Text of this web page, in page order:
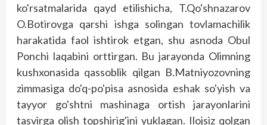
ko'rsatmalarida qayd etilishicha, T.Qo'shnazarov
O.Botirovga qarshi ishga solingan tovlamachilik
harakatida faol ishtirok etgan, shu asnoda Obul
Ponchi laqabini orttirgan. Bu jarayonda Olimning
kushxonasida qassoblik qilgan B.Matniyozovning
zimmasiga do'q-po'pisa asnosida eshak so'yish va
tayyor go'shtni mashinaga ortish jarayonlarini
tasvirga olish topshirig'ini yuklagan. Ilojsiz qolgan